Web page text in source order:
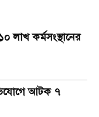
লাখ কর্মসংস্থানের
আটক ৭